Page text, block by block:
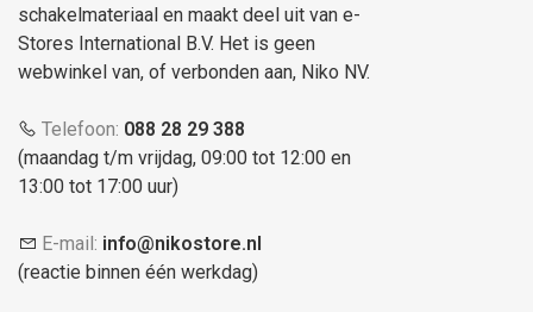
schakelmateriaal en maakt deel uit van e-
Stores International B.V. Het is geen
webwinkel van, of verbonden aan, Niko NV.
Telefoon: 088 28 29 388
(maandag t/m vrijdag, 09:00 tot 12:00 en
13:00 tot 17:00 uur)
E-mail: info@nikostore.nl
(reactie binnen één werkdag)